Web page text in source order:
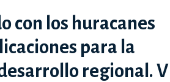
con los huracanes
para la
regional. V